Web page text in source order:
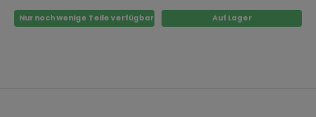
Nur noch wenige Teile verfügbar Auf Lager